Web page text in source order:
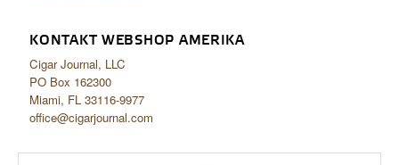
KONTAKT WEBSHOP AMERIKA
Cigar Journal, LLC
PO Box 162300
Miami, FL 33116-9977
office@cigarjournal.com